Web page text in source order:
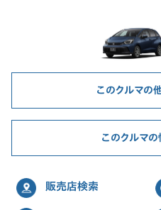
このクルマの
このクルマ
販売店検索